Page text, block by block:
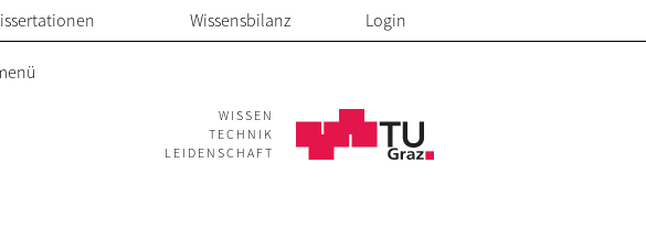
Wissensbilanz Login
WISSEN
TECHNIK
LEIDENSCHAFT